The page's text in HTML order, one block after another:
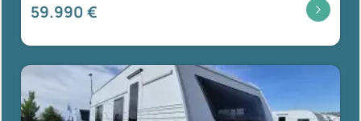
59.990 €